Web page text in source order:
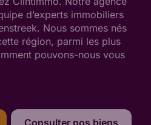
d’experts immobiliers
Nous sommes nés
région, parmi les plus
pouvons-nous vous
Consulter nos biens